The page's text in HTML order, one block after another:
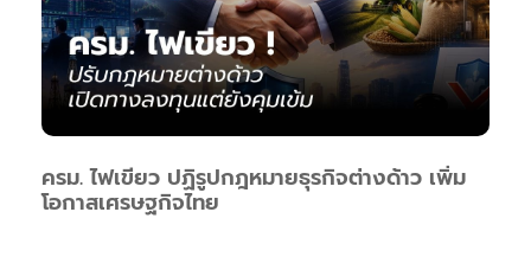
ครม. ไฟเขียว ปฏิรูปกฎหมายธุรกิจต่างด้าว เพิ่ม
โอกาสเศรษฐกิจไทย